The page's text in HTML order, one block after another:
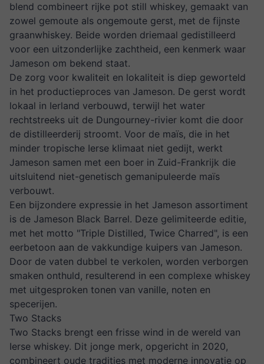
blend combineert rijke pot still whiskey, gemaakt van
zowel gemoute als ongemoute gerst, met de fijnste
graanwhiskey. Beide worden driemaal gedistilleerd
voor een uitzonderlijke zachtheid, een kenmerk waar
Jameson om bekend staat.
De zorg voor kwaliteit en lokaliteit is diep geworteld
in het productieproces van Jameson. De gerst wordt
lokaal in Ierland verbouwd, terwijl het water
rechtstreeks uit de Dungourney-rivier komt die door
de distilleerderij stroomt. Voor de maïs, die in het
minder tropische Ierse klimaat niet gedijt, werkt
Jameson samen met een boer in Zuid-Frankrijk die
uitsluitend niet-genetisch gemanipuleerde maïs
verbouwt.
Een bijzondere expressie in het Jameson assortiment
is de Jameson Black Barrel. Deze gelimiteerde editie,
met het motto "Triple Distilled, Twice Charred", is een
eerbetoon aan de vakkundige kuipers van Jameson.
Door de vaten dubbel te verkolen, worden verborgen
smaken onthuld, resulterend in een complexe whiskey
met uitgesproken tonen van vanille, noten en
specerijen.
Two Stacks
Two Stacks brengt een frisse wind in de wereld van
Ierse whiskey. Dit jonge merk, opgericht in 2020,
combineert oude tradities met moderne innovatie op